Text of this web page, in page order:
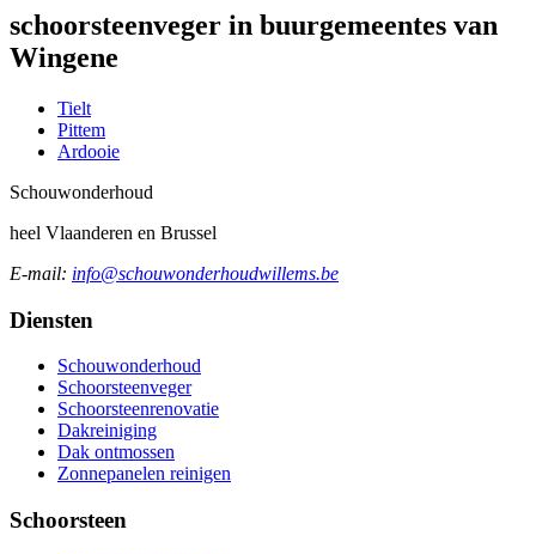
schoorsteenveger in buurgemeentes van
Wingene
Tielt
Pittem
Ardooie
Schouwonderhoud
heel Vlaanderen en Brussel
E-mail: info@schouwonderhoudwillems.be
Diensten
Schouwonderhoud
Schoorsteenveger
Schoorsteenrenovatie
Dakreiniging
Dak ontmossen
Zonnepanelen reinigen
Schoorsteen